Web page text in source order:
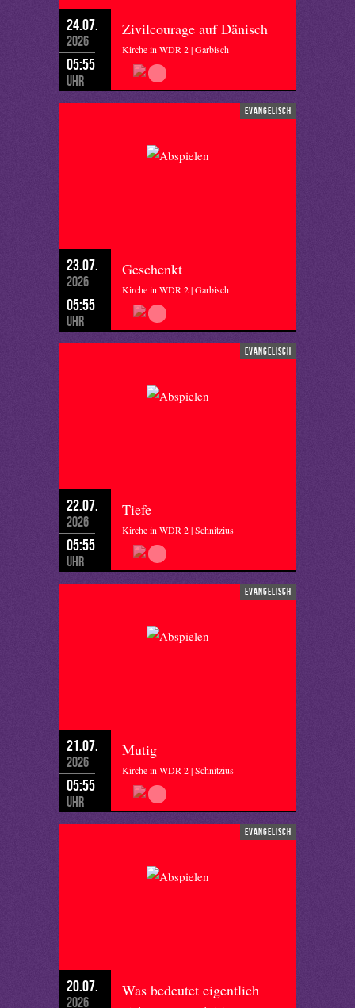
24.07.
2026
05:55
Uhr
Zivilcourage auf Dänisch
Kirche in WDR 2 | Garbisch
evangelisch
23.07.
2026
05:55
Uhr
Geschenkt
Kirche in WDR 2 | Garbisch
evangelisch
22.07.
2026
05:55
Uhr
Tiefe
Kirche in WDR 2 | Schnitzius
evangelisch
21.07.
2026
05:55
Uhr
Mutig
Kirche in WDR 2 | Schnitzius
evangelisch
20.07.
2026
Was bedeutet eigentlich